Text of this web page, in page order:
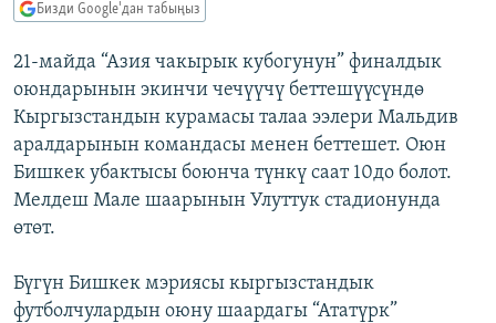
ЭКСПЕРТТЕР ТАЛДАЙТ
БИЗ ЖАНА ДҮЙНӨ
ДАНИСТЕ
ЭЖЕ-СИҢДИЛЕР
АЗАТТЫК+
ЫҢГАЙСЫЗ СУРООЛОР
ӨЗГӨЧӨ ПИКИР
Русский
ОНЛАЙН ШЕРИНЕ
ЭЕ/АРнун бардык сайттары
Бизди Google'дан табыңыз
21-майда “Азия чакырык кубогунун” финалдык
оюндарынын экинчи чечүүчү беттешүүсүндө
Кыргызстандын курамасы талаа ээлери Мальдив
аралдарынын командасы менен беттешет. Оюн
Бишкек убактысы боюнча түнкү саат 10до болот.
Мелдеш Мале шаарынын Улуттук стадионунда
өтөт.
Бүгүн Бишкек мэриясы кыргызстандык
футболчулардын оюну шаардагы “Ататүрк”